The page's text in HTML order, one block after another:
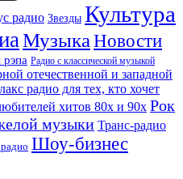
радио Звезды Культура
МузыкаНовости
Радио с классической музыкой
отечественной и западной
радио для тех, кто хочет
хитов 80х и 90х Рок
музыки Транс-радио
Шоу-бизнес